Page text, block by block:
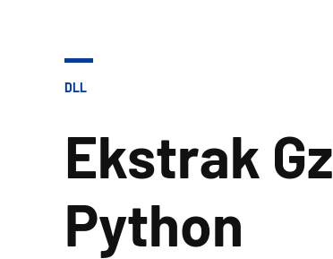
POSTED
DLL
Ekstrak
Python